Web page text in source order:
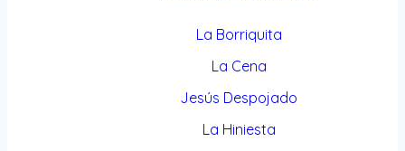
La Borriquita
La Cena
Jesús Despojado
La Hiniesta